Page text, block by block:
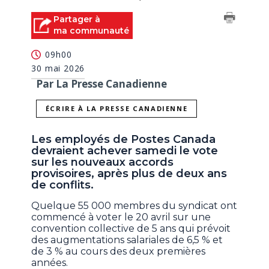
Partager à
ma communauté
09h00
30 mai 2026
Par La Presse Canadienne
ÉCRIRE À LA PRESSE CANADIENNE
Les employés de Postes Canada
devraient achever samedi le vote
sur les nouveaux accords
provisoires, après plus de deux ans
de conflits.
Quelque 55 000 membres du syndicat ont
commencé à voter le 20 avril sur une
convention collective de 5 ans qui prévoit
des augmentations salariales de 6,5 % et
de 3 % au cours des deux premières
années.